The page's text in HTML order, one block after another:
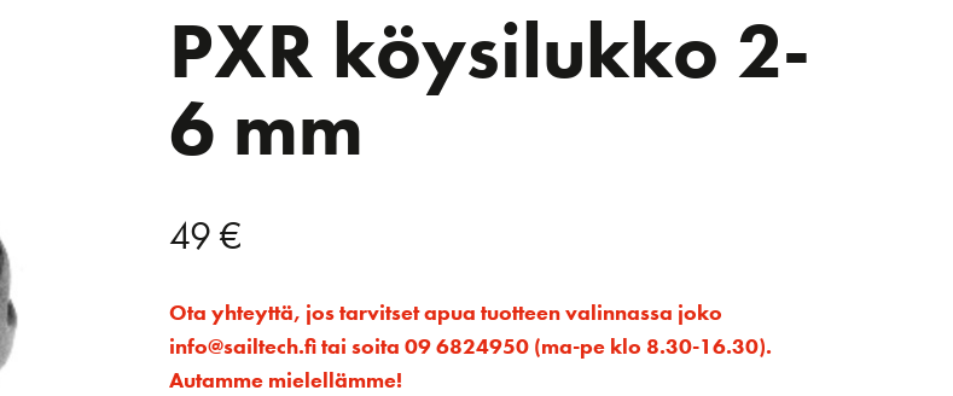
PXR köysilukko 2-
6 mm
49€
Ota yhteyttä, jos tarvitset apua tuotteen valinnassa joko
info@sailtech.fi tai soita 09 6824950 (ma-pe klo 8.30-16.30).
Autamme mielellämme!